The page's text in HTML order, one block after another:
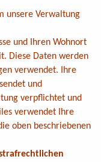
unsere Verwaltung
und Ihren Wohnort
Diese Daten werden
verwendet. Ihre
und
verpflichtet und
verwendet Ihre
oben beschriebenen